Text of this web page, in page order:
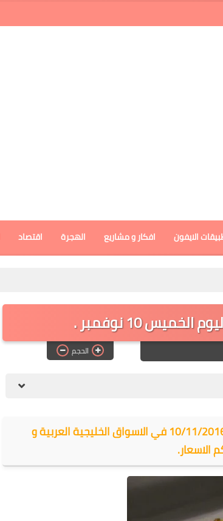
الايفون افكار و مشاريع الهجرة اقتصاد
10 نوفمبر .
الحجم
انخفاض حاد و تراجع رهيب لاسعار الذهب اليوم الخميس 10/11/2016 في الاسواق الخليجية العربية و
الاسعار.